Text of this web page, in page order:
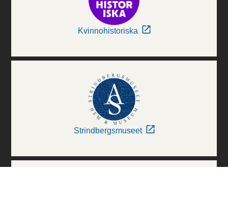
Kvinnohistoriska
Strindbergsmuseet